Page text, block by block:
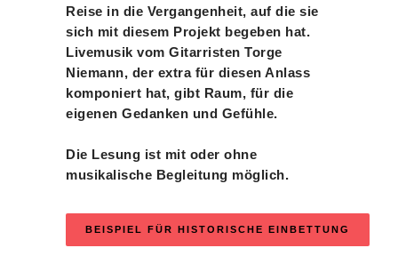
Reise in die Vergangenheit, auf die sie
sich mit diesem Projekt begeben hat.
Livemusik vom Gitarristen Torge
Niemann, der extra für diesen Anlass
komponiert hat, gibt Raum, für die
eigenen Gedanken und Gefühle.
Die Lesung ist mit oder ohne
musikalische Begleitung möglich.
BEISPIEL FÜR HISTORISCHE EINBETTUNG